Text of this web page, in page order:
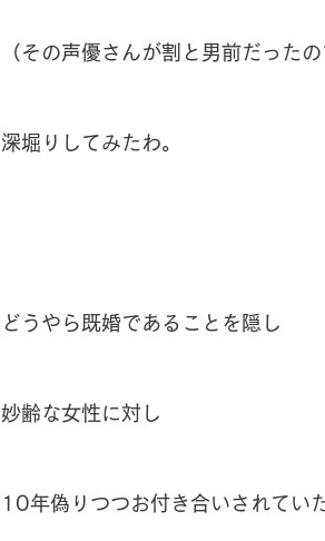
（その声優さんが割と男前だった
深堀りしてみたわ。
どうやら既婚であることを隠し
妙齢な女性に対し
10年偽りつつお付き合いされてい